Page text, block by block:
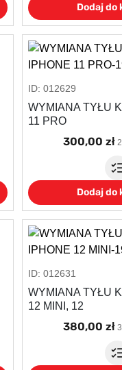
Dodaj do
ID: 012629
WYMIANA TYŁU
11 PRO
300,00 zł
Dodaj do
ID: 012631
WYMIANA TYŁU
12 MINI, 12
380,00 zł